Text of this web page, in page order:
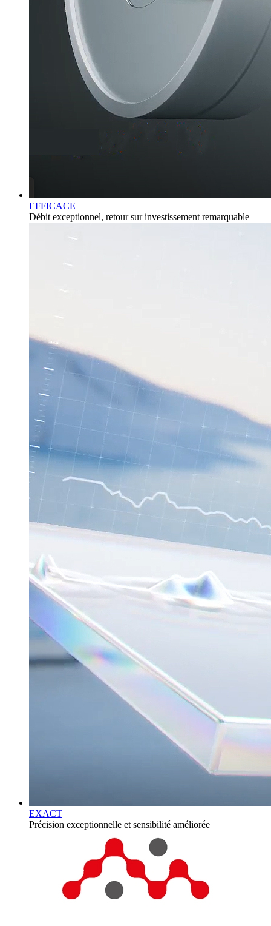
EFFICACE
Débit exceptionnel, retour sur investissement remarquable
EXACT
Précision exceptionnelle et sensibilité améliorée